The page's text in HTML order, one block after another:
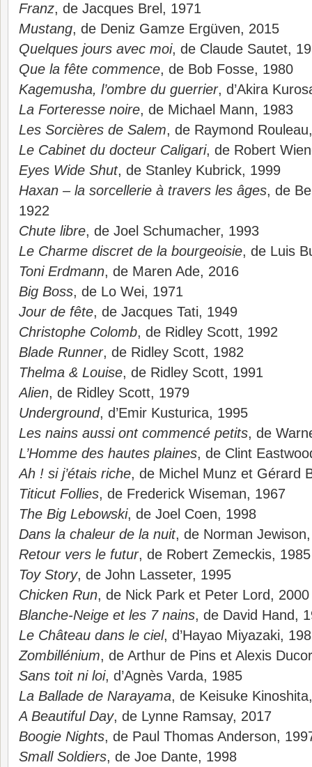
Franz, de Jacques Brel, 1971
Mustang, de Deniz Gamze Ergüven, 2015
Quelques jours avec moi, de Claude Sautet,
Que la fête commence, de Bob Fosse, 1980
Kagemusha, l’ombre du guerrier, d’Akira
La Forteresse noire, de Michael Mann, 1983
Les Sorcières de Salem, de Raymond
Le Cabinet du docteur Caligari, de Robert
Eyes Wide Shut, de Stanley Kubrick, 1999
Haxan – la sorcellerie à travers les âges, de
1922
Chute libre, de Joel Schumacher, 1993
Le Charme discret de la bourgeoisie, de Luis
Toni Erdmann, de Maren Ade, 2016
Big Boss, de Lo Wei, 1971
Jour de fête, de Jacques Tati, 1949
Christophe Colomb, de Ridley Scott, 1992
Blade Runner, de Ridley Scott, 1982
Thelma & Louise, de Ridley Scott, 1991
Alien, de Ridley Scott, 1979
Underground, d’Emir Kusturica, 1995
Les nains aussi ont commencé petits, de
L’Homme des hautes plaines, de Clint
Ah ! si j’étais riche, de Michel Munz et Gérard
Titicut Follies, de Frederick Wiseman, 1967
The Big Lebowski, de Joel Coen, 1998
Dans la chaleur de la nuit, de Norman
Retour vers le futur, de Robert Zemeckis, 1985
Toy Story, de John Lasseter, 1995
Chicken Run, de Nick Park et Peter Lord, 2000
Blanche-Neige et les 7 nains, de David Hand,
Le Château dans le ciel, d’Hayao Miyazaki,
Zombillénium, de Arthur de Pins et Alexis
Sans toit ni loi, d’Agnès Varda, 1985
La Ballade de Narayama, de Keisuke
A Beautiful Day, de Lynne Ramsay, 2017
Boogie Nights, de Paul Thomas Anderson,
Small Soldiers, de Joe Dante, 1998